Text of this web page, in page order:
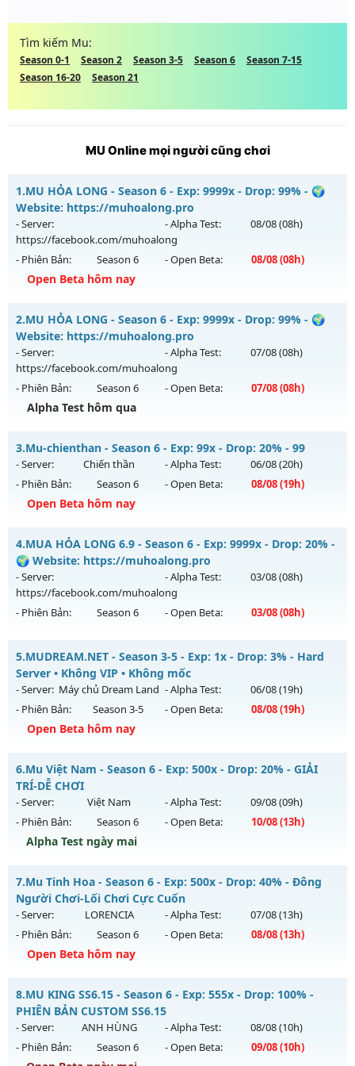
Tìm kiếm Mu:
Season 0-1 Season 2 Season 3-5 Season 6
Season 7-15
Season 16-20
Season 21
MU Online mọi người cũng chơi
1.MU HỎA LONG - Season 6 - Exp: 9999x - Drop: 99% - 🌍
Website: https://muhoalong.pro
- Server:
https://facebook.com/muhoalong
- Alpha Test: 08/08(08h)
- Phiên Bản: Season 6 - Open Beta: 08/08(08h)
Open Beta hôm nay
MU HỎA LONG - 🌍 Website: https://muhoalong.pro
Mu mới ra tháng 08 2026 - Mở máy chủ
https://facebook.com/muhoalongvào 08h ngày
08/08/2626
Exp: 9999x - Drop: 99%
Kiểu reset: Non Reset
Antihack: XShield
2.MU HỎA LONG - Season 6 - Exp: 9999x - Drop: 99% - 🌍
Website: https://muhoalong.pro
- Server:
https://facebook.com/muhoalong
- Alpha Test: 07/08(08h)
- Phiên Bản: Season 6 - Open Beta: 07/08(08h)
Alpha Test hôm qua
Mu mới ra tháng 08 2026 - Mở máy chủ
https://facebook.com/muhoalongvào 08h ngày
Kiểu reset: Non Reset
Thể loại: Mu Nguyên bản Webzen
Antihack: XShield
3.Mu-chienthan - Season 6 - Exp: 99x - Drop: 20% - 99
- Server: Chiến thần - Alpha Test: 06/08(20h)
- Phiên Bản:
Season 6 - Open Beta: 08/08(19h)
Open Beta hôm nay
Mu-chienthan - 99
Mu mới ra tháng 08 2026 - Mở máy chủ
ngày 08/08/2626
Exp: 99x - Drop: 20%
Antihack: Anti 8x
4.MUA HỎA LONG 6.9 - Season 6 - Exp: 9999x - Drop: 20% -
🌍 Website: https://muhoalong.pro
- Server:
https://facebook.com/muhoalong
- Alpha Test: 03/08(08h)
- Phiên Bản: Season 6 - Open Beta: 03/08(08h)
Mu mới ra tháng 08 2026 - Mở máy chủ
https://facebook.com/muhoalongvào 08h ngày
03/08/2626
Exp: 9999x - Drop: 20%
Thể loại: Mu Nguyên bản Webzen
Antihack: XShield
5.MUDREAM.NET - Season 3-5 - Exp: 1x - Drop: 3% - Hard
Server • Không VIP • Không mốc
- Server: Máy chủ Dream Land - Alpha Test: 06/08(19h)
- Phiên Bản:
Season 3-5 - Open Beta: 08/08(19h)
Open Beta hôm nay
MUDREAM.NET - Hard Server • Không VIP • Không mốc
Mu mới ra tháng 08 2026 - Mở máy chủ
Landvào 19h ngày 08/08/2626
Exp: 1x - Drop: 3%
Kiểu reset: Non Reset
Antihack: Chống Hack/ Dupe 100%
6.Mu Việt Nam - Season 6 - Exp: 500x - Drop: 20% - GIẢI
TRÍ-DỄ CHƠI
- Server: Việt Nam - Alpha Test: 09/08(09h)
- Phiên Bản:
Season 6 - Open Beta: 10/08(13h)
Alpha Test ngày mai
Mu mới ra tháng 08 2026 - Mở máy chủ
ngày 10/08/2626
Exp: 500x - Drop: 20%
Kiểu reset: Reset In Game
Antihack: PRO
7.Mu Tinh Hoa - Season 6 - Exp: 500x - Drop: 40% - Đông
Người Chơi-Lối Chơi Cực Cuốn
- Server: LORENCIA - Alpha Test: 07/08(13h)
- Phiên Bản:
Season 6 - Open Beta: 08/08(13h)
Open Beta hôm nay
Mu mới ra tháng 08 2026 - Mở máy chủ
ngày 08/08/2626
Exp: 500x - Drop: 40%
8.MU KING SS6.15 - Season 6 - Exp: 555x - Drop: 100% -
PHIÊN BẢN CUSTOM SS6.15
- Server: ANH HÙNG - Alpha Test: 08/08(10h)
- Phiên Bản:
Season 6 - Open Beta: 09/08(10h)